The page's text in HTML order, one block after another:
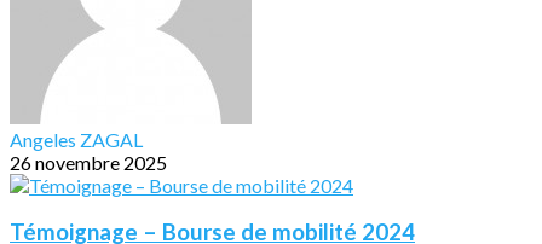
Angeles ZAGAL
26 novembre 2025
Témoignage – Bourse de mobilité 2024